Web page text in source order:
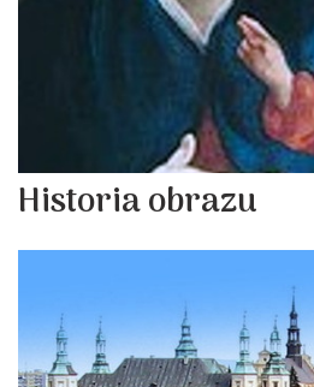
Historia obrazu